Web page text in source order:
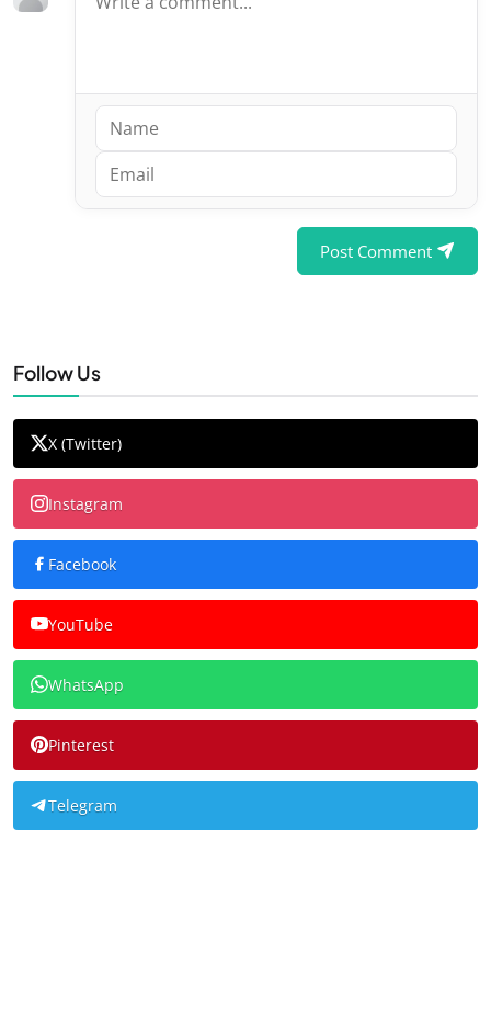
Post Comment
Follow Us
X (Twitter)
Instagram
Facebook
YouTube
WhatsApp
Pinterest
Telegram